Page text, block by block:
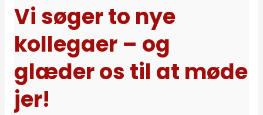
Vi søger to nye
kollegaer – og
glæder os til at møde
jer!
og
glæder
os
at
møde
jer!